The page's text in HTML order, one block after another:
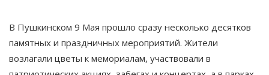
В Пушкинском 9 Мая прошло сразу несколько десятков
памятных и праздничных мероприятий. Жители
возлагали цветы к мемориалам, участвовали в